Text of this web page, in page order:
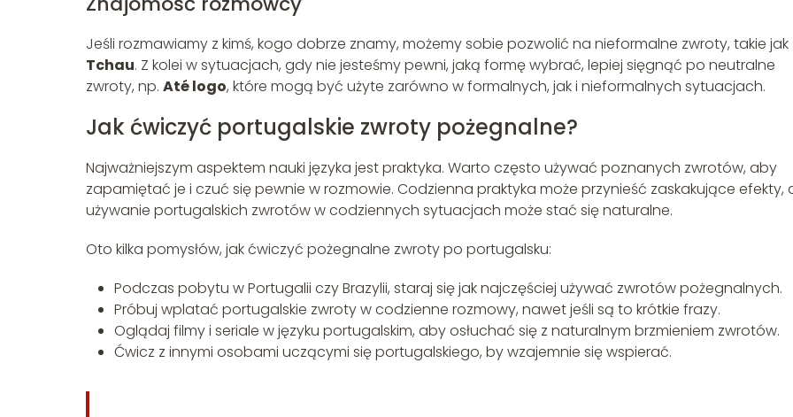
Jeśli rozmawiamy z kimś, kogo dobrze znamy, możemy sobie pozwolić na nieformalne zwroty, takie jak
Tchau. Z kolei w sytuacjach, gdy nie jesteśmy pewni, jaką formę wybrać, lepiej sięgnąć po neutralne
zwroty, np. Até logo, które mogą być użyte zarówno w formalnych, jak i nieformalnych sytuacjach.
Jak ćwiczyć portugalskie zwroty pożegnalne?
Najważniejszym aspektem nauki języka jest praktyka. Warto często używać poznanych zwrotów, aby
zapamiętać je i czuć się pewnie w rozmowie. Codzienna praktyka może przynieść zaskakujące efekty,
używanie portugalskich zwrotów w codziennych sytuacjach może stać się naturalne.
Oto kilka pomysłów, jak ćwiczyć pożegnalne zwroty po portugalsku:
Podczas pobytu w Portugalii czy Brazylii, staraj się jak najczęściej używać zwrotów pożegnalnych.
Próbuj wplatać portugalskie zwroty w codzienne rozmowy, nawet jeśli są to krótkie frazy.
Oglądaj filmy i seriale w języku portugalskim, aby osłuchać się z naturalnym brzmieniem zwrotów.
Ćwicz z innymi osobami uczącymi się portugalskiego, by wzajemnie się wspierać.